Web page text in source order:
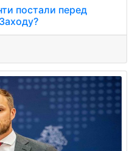
постали перед